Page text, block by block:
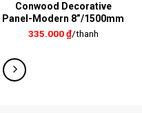
Conwood Decorative
Panel-Modern 8”/1500mm
335.000₫/thanh